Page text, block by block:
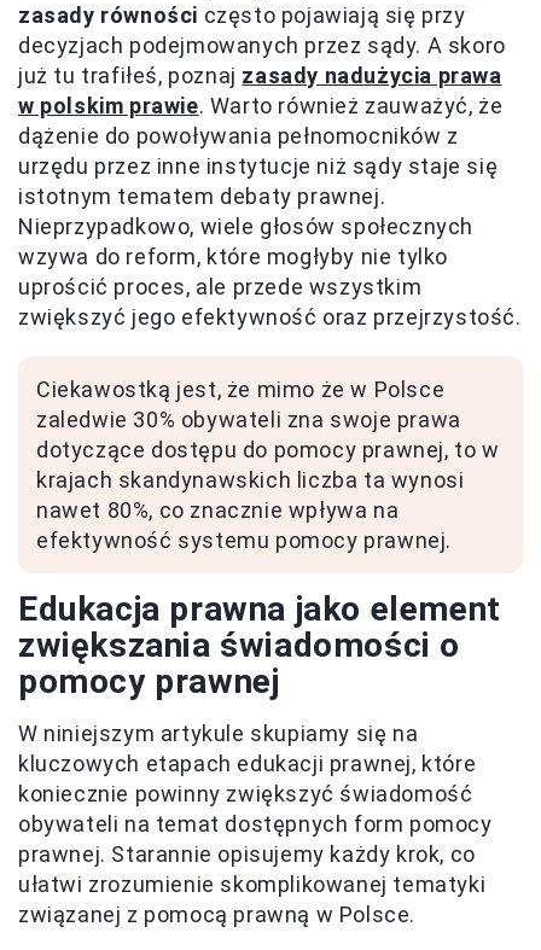
zasady równości często pojawiają się przy
decyzjach podejmowanych przez sądy. A skoro
już tu trafiłeś, poznaj zasady nadużycia prawa
w polskim prawie. Warto również zauważyć, że
dążenie do powoływania pełnomocników z
urzędu przez inne instytucje niż sądy staje się
istotnym tematem debaty prawnej.
Nieprzypadkowo, wiele głosów społecznych
wzywa do reform, które mogłyby nie tylko
uprościć proces, ale przede wszystkim
zwiększyć jego efektywność oraz przejrzystość.
Ciekawostką jest, że mimo że w Polsce
zaledwie 30% obywateli zna swoje prawa
dotyczące dostępu do pomocy prawnej, to w
krajach skandynawskich liczba ta wynosi
nawet 80%, co znacznie wpływa na
efektywność systemu pomocy prawnej.
Edukacja prawna jako element
zwiększania świadomości o
pomocy prawnej
W niniejszym artykule skupiamy się na
kluczowych etapach edukacji prawnej, które
koniecznie powinny zwiększyć świadomość
obywateli na temat dostępnych form pomocy
prawnej. Starannie opisujemy każdy krok, co
ułatwi zrozumienie skomplikowanej tematyki
związanej z pomocą prawną w Polsce.